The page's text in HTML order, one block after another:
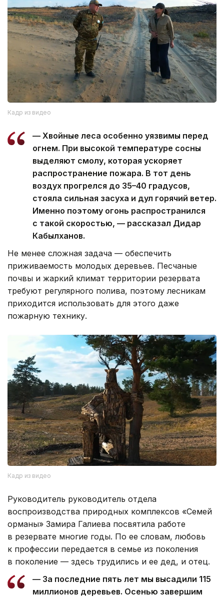
Кадр из видео
— Хвойные леса особенно уязвимы перед
огнем. При высокой температуре сосны
выделяют смолу, которая ускоряет
распространение пожара. В тот день
воздух прогрелся до 35–40 градусов,
стояла сильная засуха и дул горячий ветер.
Именно поэтому огонь распространился
с такой скоростью, — рассказал Дидар
Кабылханов.
Не менее сложная задача — обеспечить
приживаемость молодых деревьев. Песчаные
почвы и жаркий климат территории резервата
требуют регулярного полива, поэтому лесникам
приходится использовать для этого даже
пожарную технику.
Кадр из видео
Руководитель руководитель отдела
воспроизводства природных комплексов «Семей
орманы» Замира Галиева посвятила работе
в резервате многие годы. По ее словам, любовь
к профессии передается в семье из поколения
в поколение — здесь трудились и ее дед, и отец.
— За последние пять лет мы высадили 115
миллионов деревьев. Осенью завершим